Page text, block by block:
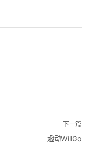
下一篇
趣动WillGo